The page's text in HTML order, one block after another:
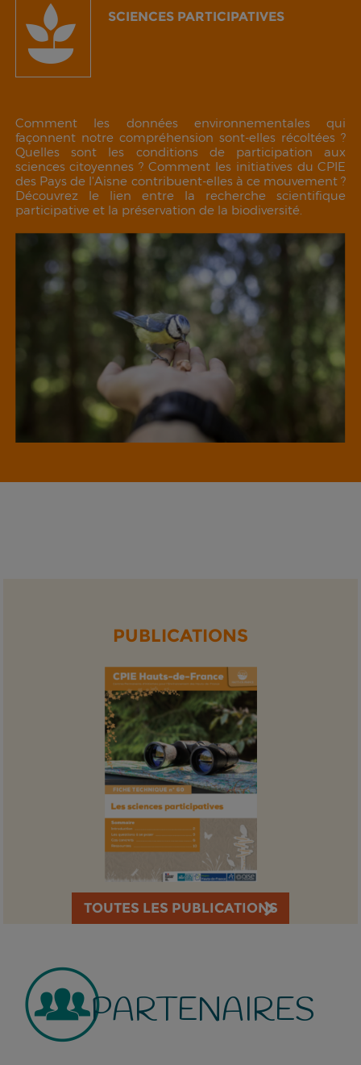
SCIENCES PARTICIPATIVES
Comment les données environnementales qui
façonnent notre compréhension sont-elles récoltées ?
Quelles sont les conditions de participation aux
sciences citoyennes ? Comment les initiatives du CPIE
des Pays de l'Aisne contribuent-elles à ce mouvement ?
Découvrez le lien entre la recherche scientifique
participative et la préservation de la biodiversité.
PUBLICATIONS
TOUTES LES PUBLICATIONS
PARTENAIRES